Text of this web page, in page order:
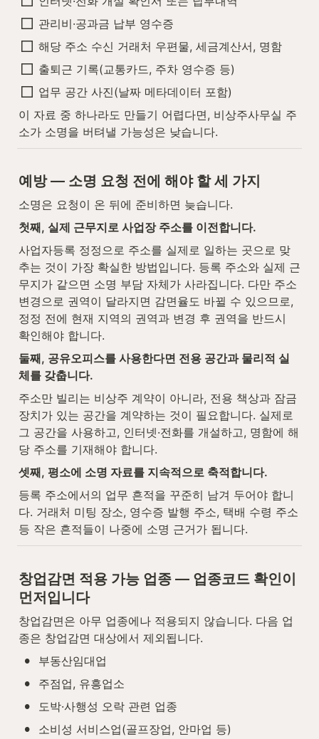
관리비·공과금 납부 영수증
해당 주소 수신 거래처 우편물, 세금계산서, 명함
출퇴근 기록(교통카드, 주차 영수증 등)
업무 공간 사진(날짜 메타데이터 포함)
이 자료 중 하나라도 만들기 어렵다면, 비상주사무실 주
소가 소명을 버텨낼 가능성은 낮습니다.
예방 — 소명 요청 전에 해야 할 세 가지
소명은 요청이 온 뒤에 준비하면 늦습니다.
첫째, 실제 근무지로 사업장 주소를 이전합니다.
사업자등록 정정으로 주소를 실제로 일하는 곳으로 맞
추는 것이 가장 확실한 방법입니다. 등록 주소와 실제 근
무지가 같으면 소명 부담 자체가 사라집니다. 다만 주소
변경으로 권역이 달라지면 감면율도 바뀔 수 있으므로,
정정 전에 현재 지역의 권역과 변경 후 권역을 반드시
확인해야 합니다.
둘째, 공유오피스를 사용한다면 전용 공간과 물리적 실
체를 갖춥니다.
주소만 빌리는 비상주 계약이 아니라, 전용 책상과 잠금
장치가 있는 공간을 계약하는 것이 필요합니다. 실제로
그 공간을 사용하고, 인터넷·전화를 개설하고, 명함에 해
당 주소를 기재해야 합니다.
셋째, 평소에 소명 자료를 지속적으로 축적합니다.
등록 주소에서의 업무 흔적을 꾸준히 남겨 두어야 합니
다. 거래처 미팅 장소, 영수증 발행 주소, 택배 수령 주소
등 작은 흔적들이 나중에 소명 근거가 됩니다.
창업감면 적용 가능 업종 — 업종코드 확인이
먼저입니다
창업감면은 아무 업종에나 적용되지 않습니다. 다음 업
종은 창업감면 대상에서 제외됩니다.
• 부동산임대업
• 주점업, 유흥업소
• 도박·사행성 오락 관련 업종
• 소비성 서비스업(골프장업, 안마업 등)